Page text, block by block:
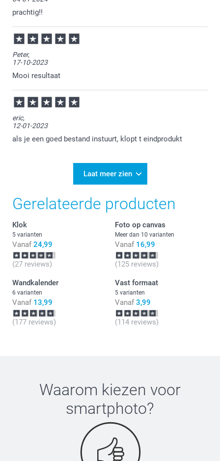
prachtig!!
Peter,
17-10-2023
Mooi resultaat
eric,
12-01-2023
als je een goed bestand instuurt, klopt t eindprodukt
Laat meer zien
Gerelateerde producten
Klok
5 varianten
Vanaf 24,99
(27 reviews)
Foto op canvas
Meer dan 10 varianten
Vanaf 16,99
(125 reviews)
Wandkalender
6 varianten
Vanaf 13,99
(177 reviews)
Vast formaat
5 varianten
Vanaf 3,99
(114 reviews)
Waarom kiezen voor
smartphoto?